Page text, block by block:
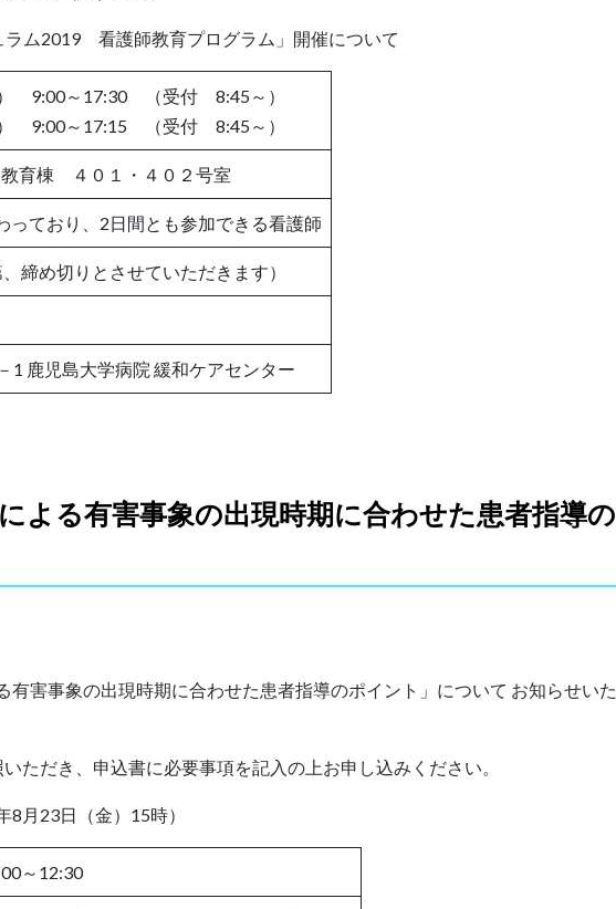
ラム2019 看護師教育プログラム」開催について
9:00～17:30 （受付 8:45～）
9:00～17:15 （受付 8:45～）
育棟 ４０１・４０２号室
っており、2日間とも参加できる看護師
締め切りとさせていただきます）
1 鹿児島大学病院 緩和ケアセンター
よる有害事象の出現時期に合わせた患者指導
有害事象の出現時期に合わせた患者指導のポイント」について お知らせい
ただき、申込書に必要事項を記入の上お申し込みください。
8月23日（金）15時）
～12:30